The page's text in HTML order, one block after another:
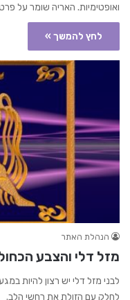
ואופטימיות. האריה שומר על
לחץ להמשך »
הנהלת האתר
מזל דלי והצבע
לבני מזל דלי יש רצון להיות
לחלק עם הזולת את רחשי הלב.